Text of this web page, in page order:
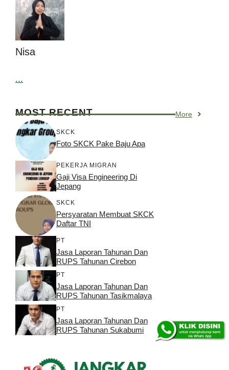
Nisa
...
MOST RECENT More
SKCK
Foto SKCK Pake Baju Apa
PEKERJA MIGRAN
Gaji Visa Engineering Di
Jepang
SKCK
Persyaratan Membuat SKCK
Daftar TNI
PT
Jasa Laporan Tahunan Dan
RUPS Tahunan Cirebon
PT
Jasa Laporan Tahunan Dan
RUPS Tahunan Tasikmalaya
PT
Jasa Laporan Tahunan Dan
RUPS Tahunan Sukabumi